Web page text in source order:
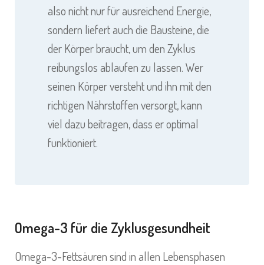
also nicht nur für ausreichend Energie,
sondern liefert auch die Bausteine, die
der Körper braucht, um den Zyklus
reibungslos ablaufen zu lassen. Wer
seinen Körper versteht und ihn mit den
richtigen Nährstoffen versorgt, kann
viel dazu beitragen, dass er optimal
funktioniert.
Omega-3 für die Zyklusgesundheit
Omega-3-Fettsäuren sind in allen Lebensphasen